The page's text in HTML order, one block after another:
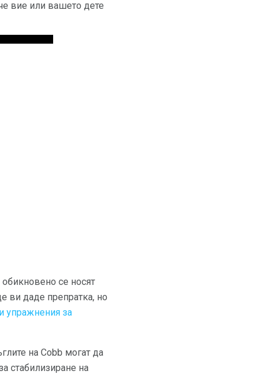
вие ​​или вашето дете
се носят
ви даде препратка, но
упражнения за
на Cobb могат да
стабилизиране на